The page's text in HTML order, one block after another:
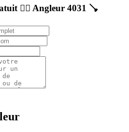
👷‍♂️ Angleur 4031 🪠